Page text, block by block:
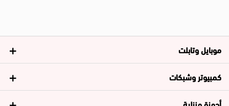
موبايل وتابلت
كمبيوتر وشبكات